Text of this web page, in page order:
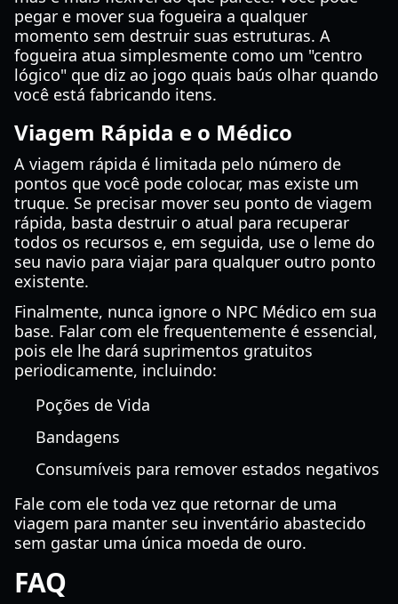
pegar e mover sua fogueira a qualquer
momento sem destruir suas estruturas. A
fogueira atua simplesmente como um "centro
lógico" que diz ao jogo quais baús olhar quando
você está fabricando itens.
Viagem Rápida e o Médico
A viagem rápida é limitada pelo número de
pontos que você pode colocar, mas existe um
truque. Se precisar mover seu ponto de viagem
rápida, basta destruir o atual para recuperar
todos os recursos e, em seguida, use o leme do
seu navio para viajar para qualquer outro ponto
existente.
Finalmente, nunca ignore o NPC Médico em sua
base. Falar com ele frequentemente é essencial,
pois ele lhe dará suprimentos gratuitos
periodicamente, incluindo:
Poções de Vida
Bandagens
Consumíveis para remover estados negativos
Fale com ele toda vez que retornar de uma
viagem para manter seu inventário abastecido
sem gastar uma única moeda de ouro.
FAQ